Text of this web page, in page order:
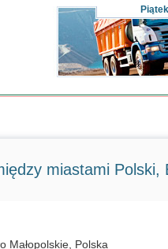
Piątek
miastami Polski,